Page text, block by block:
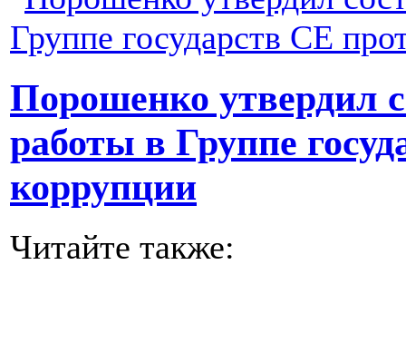
Порошенко утвердил
работы в Группе
коррупции
Читайте также: